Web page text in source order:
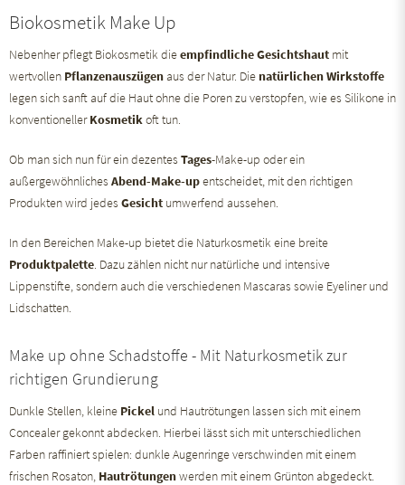
Biokosmetik Make Up
Nebenher pflegt Biokosmetik dieempfindliche Gesichtshaut mit
wertvollen Pflanzenauszügenaus der Natur. Die natürlichen Wirkstoffe
legen sich sanft auf die Haut ohne die Poren zu verstopfen, wie es Silikone in
konventionellerKosmetikoft tun.
Ob man sich nun für ein dezentes Tages-Make-up oder ein
außergewöhnliches Abend-Make-upentscheidet, mit den richtigen
Produkten wird jedes Gesicht umwerfend aussehen.
In den Bereichen Make-up bietet die Naturkosmetik eine breite
Produktpalette. Dazu zählen nicht nur natürliche und intensive
Lippenstifte, sondern auch die verschiedenen Mascaras sowie Eyeliner und
Lidschatten.
Make up ohne Schadstoffe - Mit Naturkosmetik zur
richtigen Grundierung
Dunkle Stellen, kleine Pickel und Hautrötungen lassen sich mit einem
Concealer gekonnt abdecken. Hierbei lässt sich mit unterschiedlichen
Farben raffiniert spielen: dunkle Augenringe verschwinden mit einem
frischen Rosaton, Hautrötungenwerden mit einem Grünton abgedeckt.